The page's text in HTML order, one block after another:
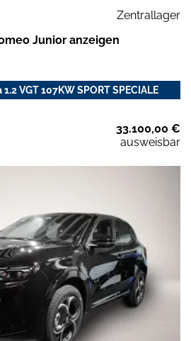
Zentrallager
Junior anzeigen
VGT 107KW SPORT SPECIALE
33.100,00 €
ausweisbar